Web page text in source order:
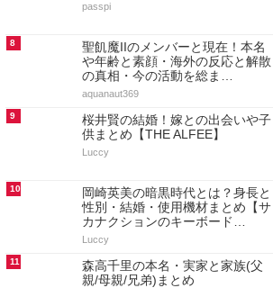
passpi
8
聖飢魔IIのメンバーと現在！本名
や年齢と素顔・海外の反応と解散
の真相・今の活動を総ま…
aquanaut369
9
桜井賢の結婚！嫁との出会いや子
供まとめ【THE ALFEE】
Luccy
10
岡崎英美の暗黒時代とは？身長と
性別・結婚・使用機材まとめ【サ
カナクションのキーボード…
Luccy
11
森高千里の本名・実家と家族(父
親/母親/兄弟)まとめ